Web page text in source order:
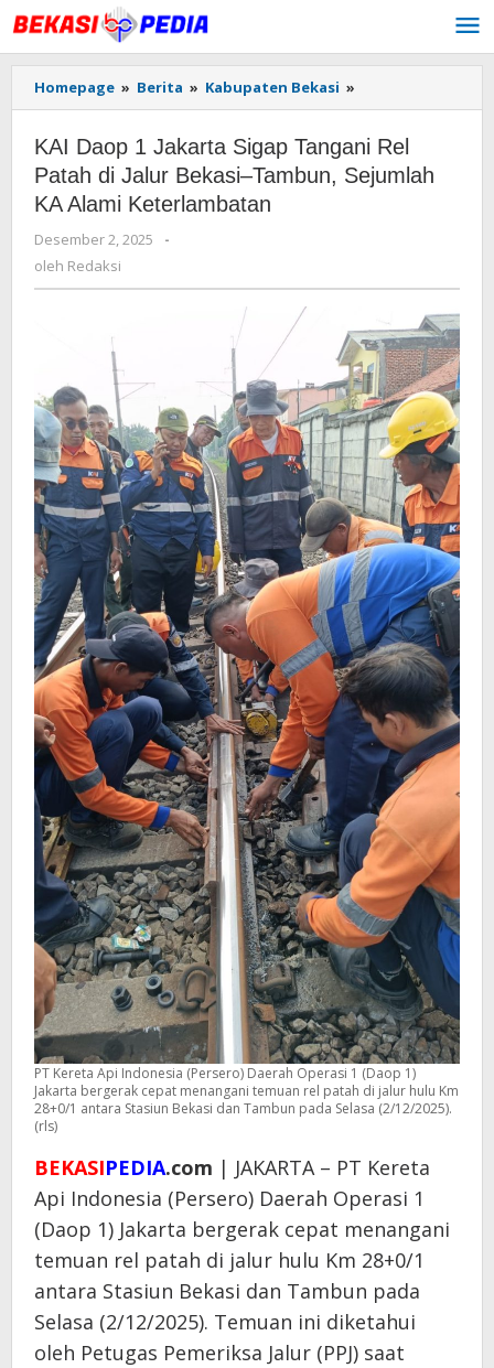
Lewati
ke
konten
Homepage » Berita » Kabupaten Bekasi »
Daop
Jakarta
Sigap
Tangani
Bekasi–
Tambun,
Sejumlah
KA
Alami
Keterlambatan
KAI Daop 1 Jakarta Sigap Tangani Rel
Patah di Jalur Bekasi–Tambun, Sejumlah
KA Alami Keterlambatan
Desember 2, 2025
oleh
-
oleh Redaksi
PT Kereta Api Indonesia (Persero) Daerah Operasi 1 (Daop 1)
Jakarta bergerak cepat menangani temuan rel patah di jalur hulu Km
28+0/1 antara Stasiun Bekasi dan Tambun pada Selasa (2/12/2025).
(rls)
BEKASIPEDIA.com | JAKARTA – PT Kereta
Api Indonesia (Persero) Daerah Operasi 1
(Daop 1) Jakarta bergerak cepat menangani
temuan rel patah di jalur hulu Km 28+0/1
antara Stasiun Bekasi dan Tambun pada
Selasa (2/12/2025). Temuan ini diketahui
oleh Petugas Pemeriksa Jalur (PPJ) saat